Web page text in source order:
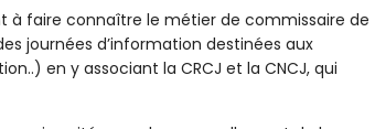
à faire connaître le métier de commissaire de
journées d’information destinées aux
en y associant la CRCJ et la CNCJ, qui